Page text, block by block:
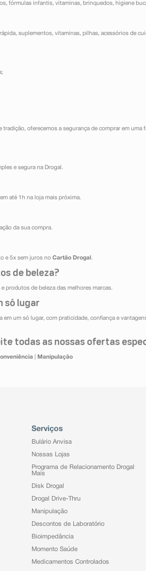
fórmulas infantis, vitaminas, brinquedos, higiene
suplementos, vitaminas, pilhas, acessórios de
oferecemos a segurança de comprar em
e segura na Drogal.
até 1h na loja mais próxima.
da sua compra.
e 5x sem juros no Cartão Drogal .
de beleza?
e produtos de beleza das melhores marcas.
só lugar
um só lugar, com praticidade, confiança e
todas as nossas ofertas
Manipulação
Serviços
Bulário Anvisa
Nossas Lojas
Programa de Relacionamento Drogal
Mais
Disk Drogal
Drogal Drive-Thru
Manipulação
Descontos de Laboratório
Bioimpedância
Momento Saúde
Medicamentos Controlados